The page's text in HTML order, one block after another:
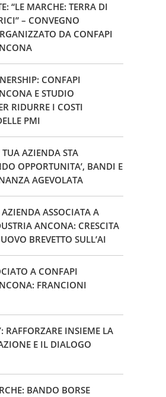
“LE MARCHE: TERRA DI
– CONVEGNO
DA CONFAPI
CONFAPI
E STUDIO
RIDURRE I COSTI
PMI
TUA AZIENDA STA
OPPORTUNITA’, BANDI E
AGEVOLATA
ASSOCIATA A
ANCONA: CRESCITA
BREVETTO SULL’AI
A CONFAPI
FRANCIONI
RAFFORZARE INSIEME LA
E IL DIALOGO
BANDO BORSE